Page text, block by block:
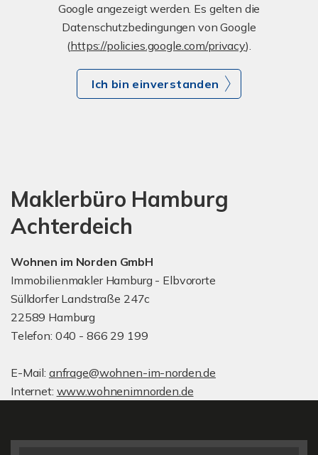
Google angezeigt werden. Es gelten die
Datenschutzbedingungen von Google
(https://policies.google.com/privacy).
Ich bin einverstanden
Maklerbüro Hamburg
Achterdeich
Wohnen im Norden GmbH
Immobilienmakler Hamburg - Elbvororte
Sülldorfer Landstraße 247c
22589 Hamburg
Telefon: 040 - 866 29 199
E-Mail: anfrage@wohnen-im-norden.de
Internet: www.wohnenimnorden.de